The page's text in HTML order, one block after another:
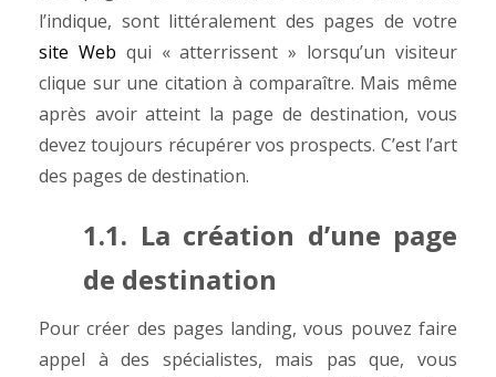
l’indique, sont littéralement des pages de votre
site Web qui « atterrissent » lorsqu’un visiteur
clique sur une citation à comparaître. Mais même
après avoir atteint la page de destination, vous
devez toujours récupérer vos prospects. C’est l’art
des pages de destination.
1.1. La création d’une page
de destination
Pour créer des pages landing, vous pouvez faire
appel à des spécialistes, mais pas que, vous